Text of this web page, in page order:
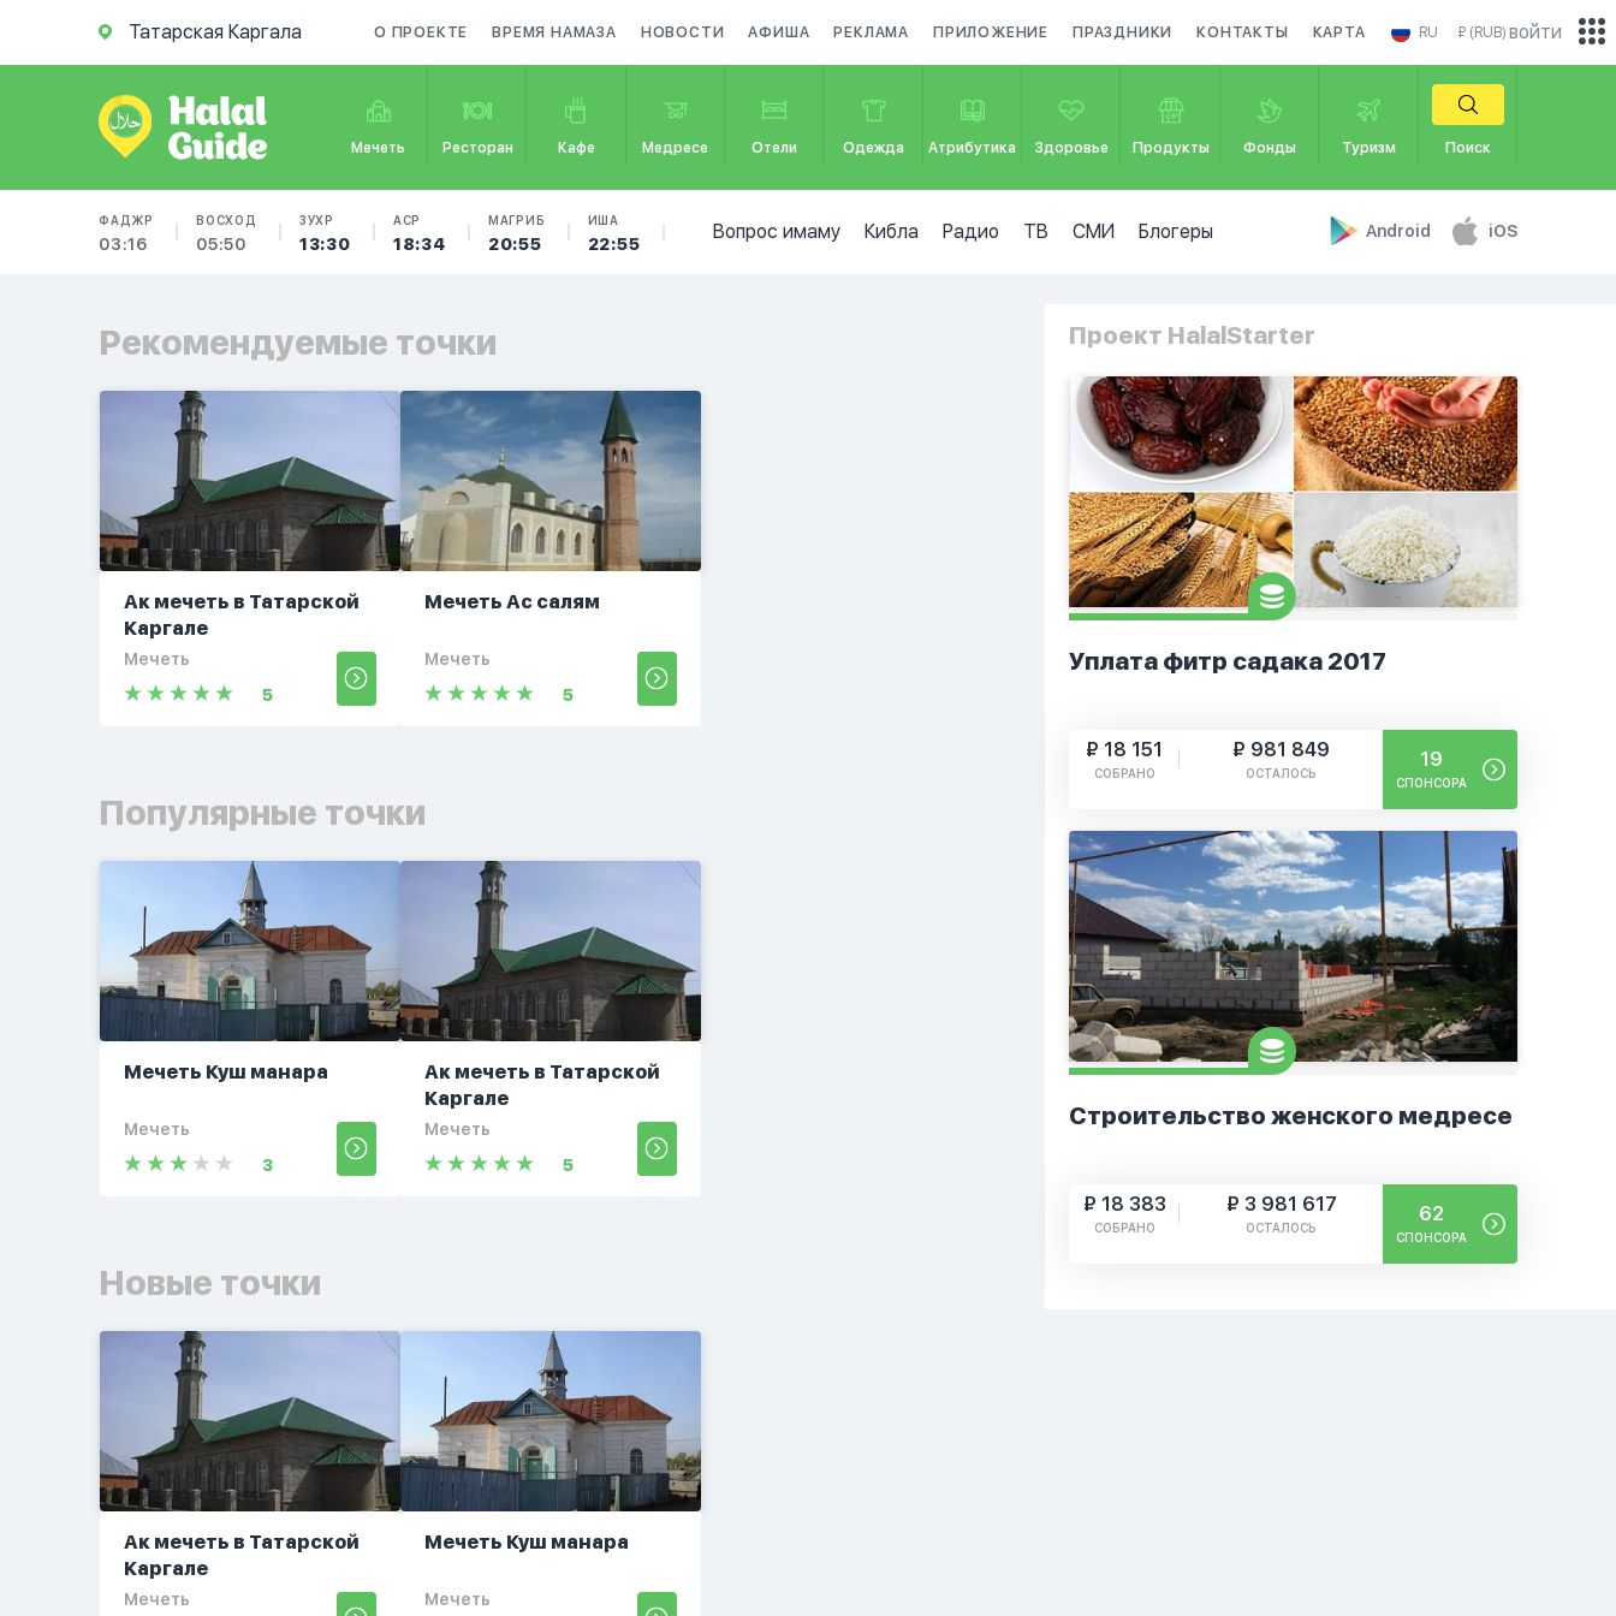
Татарская Каргала О ПРОЕКТЕ ВРЕМЯ НАМАЗА НОВОСТИ АФИША РЕКЛАМА ПРИЛОЖЕНИЕ ПРАЗДНИКИ КОНТАКТЫ КАРТА RU ₽ (RUB)
Мечеть Ресторан Кафе Медресе Отели Одежда Атрибутика Здоровье Продукты Фонды Туризм Поиск
ФАДЖР
03:16
ВОСХОД
05:50
ЗУХР
13:30
АСР
18:34
МАГРИБ
20:55
ИША
22:55
Вопрос имаму Кибла Радио ТВ СМИ Блогеры Android iOS
войти
Проект HalalStarter
Уплата фитр садака 2017
₽ 18 151
СОБРАНО
₽ 981 849
ОСТАЛОСЬ
19
СПОНСОРА
Строительство женского медресе
₽ 18 383
СОБРАНО
₽ 3 981 617
ОСТАЛОСЬ
62
СПОНСОРА
Рекомендуемые точки
Ак мечеть в Татарской
Каргале
Мечеть
5
Мечеть Ас салям
Мечеть
5
Популярные точки
Мечеть Куш манара
Мечеть
3
Ак мечеть в Татарской
Каргале
Мечеть
5
Новые точки
Ак мечеть в Татарской
Каргале
Мечеть
Мечеть Куш манара
Мечеть